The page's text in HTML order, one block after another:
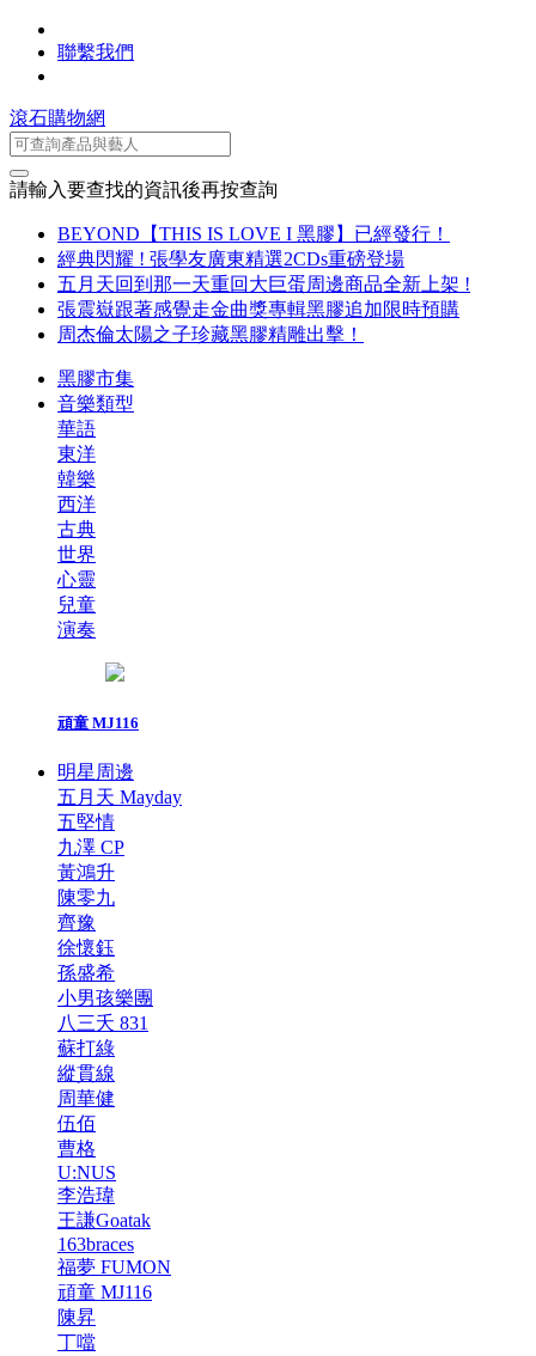
聯繫我們
滾石購物網
請輸入要查找的資訊後再按查詢
BEYOND【THIS IS LOVE I 黑膠】已經發行！
經典閃耀 ! 張學友廣東精選2CDs重磅登場
五月天回到那一天重回大巨蛋周邊商品全新上架 !
張震嶽跟著感覺走金曲獎專輯黑膠追加限時預購
周杰倫太陽之子珍藏黑膠精雕出擊！
黑膠市集
音樂類型
華語
東洋
韓樂
西洋
古典
世界
心靈
兒童
演奏
頑童 MJ116
明星周邊
五月天 Mayday
五堅情
九澤 CP
黃鴻升
陳零九
齊豫
徐懷鈺
孫盛希
小男孩樂團
八三夭 831
蘇打綠
縱貫線
周華健
伍佰
曹格
U:NUS
李浩瑋
王謙Goatak
163braces
福夢 FUMON
頑童 MJ116
陳昇
丁噹